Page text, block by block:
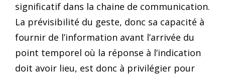
significatif dans la chaine de communication.
La prévisibilité du geste, donc sa capacité à
fournir de l’information avant l’arrivée du
point temporel où la réponse à l’indication
doit avoir lieu, est donc à privilégier pour